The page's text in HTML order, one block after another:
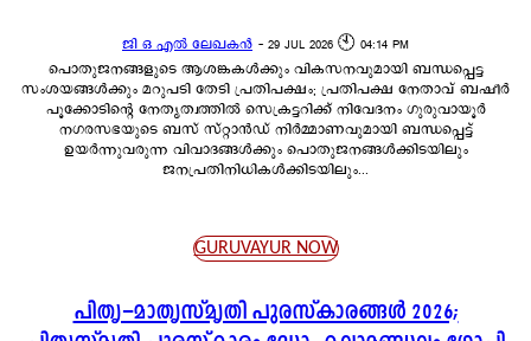
ജി ഒ എൽ ലേഖകൻ - 29 JUL 2026 🕙 04:14 PM
പൊതുജനങ്ങളുടെ ആശങ്കകൾക്കും വികസനവുമായി ബന്ധപ്പെട്ട
സംശയങ്ങൾക്കും മറുപടി തേടി പ്രതിപക്ഷം; പ്രതിപക്ഷ നേതാവ് ബഷീർ
പൂക്കോടിന്റെ നേതൃത്വത്തിൽ സെക്രട്ടറിക്ക് നിവേദനം ഗുരുവായൂർ
നഗരസഭയുടെ ബസ് സ്റ്റാൻഡ് നിർമ്മാണവുമായി ബന്ധപ്പെട്ട്
ഉയർന്നുവരുന്ന വിവാദങ്ങൾക്കും പൊതുജനങ്ങൾക്കിടയിലും
ജനപ്രതിനിധികൾക്കിടയിലും...
GURUVAYUR NOW
പിതൃ–മാതൃസ്മൃതി പുരസ്‌കാരങ്ങൾ 2026;